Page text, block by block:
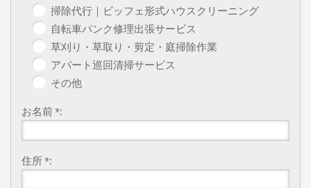
掃除代行｜ビッフェ形式ハウスクリーニング
自転車パンク修理出張サービス
草刈り・草取り・剪定・庭掃除作業
アパート巡回清掃サービス
その他
お名前 *:
住所 *: